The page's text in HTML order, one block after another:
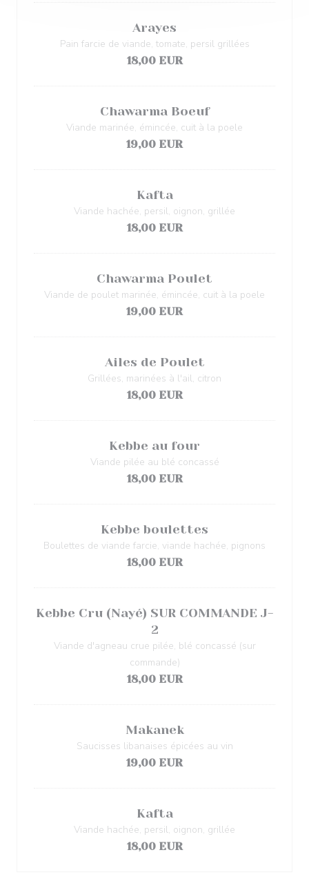
Arayes
Pain farcie de viande, tomate, persil grillées
18,00 EUR
Chawarma Boeuf
Viande marinée, émincée, cuit à la poele
19,00 EUR
Kafta
Viande hachée, persil, oignon, grillée
18,00 EUR
Chawarma Poulet
Viande de poulet marinée, émincée, cuit à la poele
19,00 EUR
Ailes de Poulet
Grillées, marinées à l'ail, citron
18,00 EUR
Kebbe au four
Viande pilée au blé concassé
18,00 EUR
Kebbe boulettes
Boulettes de viande farcie, viande hachée, pignons
18,00 EUR
Kebbe Cru (Nayé) SUR COMMANDE J-
2
Viande d'agneau crue pilée, blé concassé (sur
commande)
18,00 EUR
Makanek
Saucisses libanaises épicées au vin
19,00 EUR
Kafta
Viande hachée, persil, oignon, grillée
18,00 EUR